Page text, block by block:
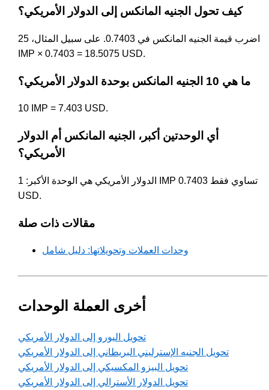
كيف تحول الجنيه المانكس إلى الدولار الأمريكي؟
اضرب قيمة الجنيه المانكس في 0.7403. على سبيل المثال، 25
IMP × 0.7403 = 18.5075 USD.
ما هي 10 الجنيه المانكس بوحدة الدولار الأمريكي؟
10 IMP = 7.403 USD.
أي الوحدتين أكبر، الجنيه المانكس أم الدولار
الأمريكي؟
الدولار الأمريكي هي الوحدة الأكبر: 1 IMP تساوي فقط 0.7403
USD.
مقالات ذات صلة
وحدات العملات وتحويلاتها: دليل شامل
أخرى العملة الوحدات
تحويل اليورو إلى الدولار الأمريكي
تحويل الجنيه الإسترليني البريطاني إلى الدولار الأمريكي
تحويل البيزو المكسيكي إلى الدولار الأمريكي
تحويل الدولار الأسترالي إلى الدولار الأمريكي